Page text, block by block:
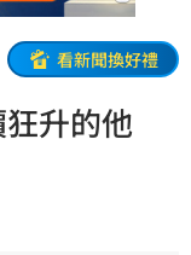
看新聞換好禮
升的他